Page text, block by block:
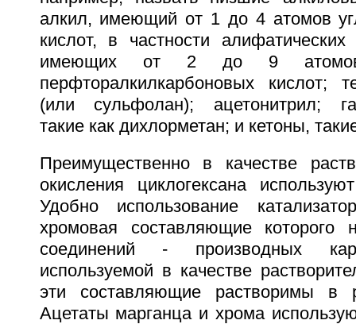
алкил, имеющий от 1 до 4 атомов
кислот, в частности
имеющих от 2 до 9 атомов
перфторалкилкарбоновых кислот;
(или сульфолан); ацетонитрил;
такие как дихлорметан; и кетоны,
Преимущественно в качестве
окисления циклогексана
Удобно использование
хромовая составляющие которого
соединений - производных
используемой в качестве
эти составляющие растворимы в
Ацетаты марганца и хрома